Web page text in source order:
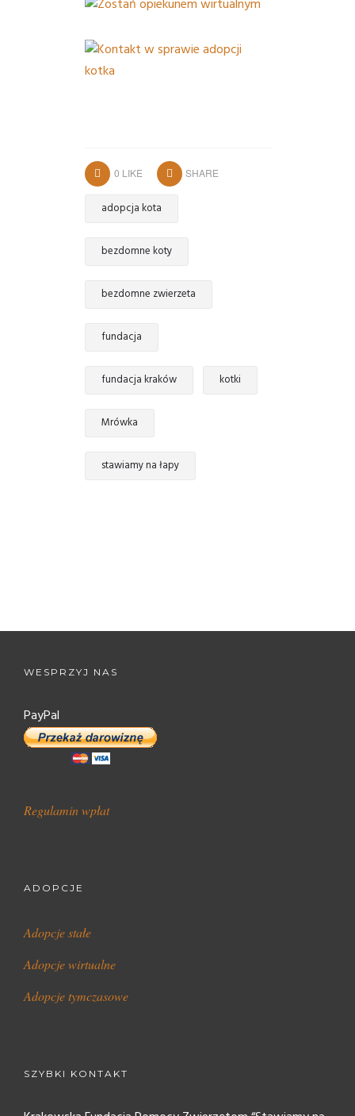
0 LIKE SHARE
adopcja kota
bezdomne koty
bezdomne zwierzeta
fundacja
fundacja kraków kotki
Mrówka
stawiamy na łapy
WESPRZYJ NAS
PayPal
Regulamin wpłat
ADOPCJE
Adopcje stałe
Adopcje wirtualne
Adopcje tymczasowe
SZYBKI KONTAKT